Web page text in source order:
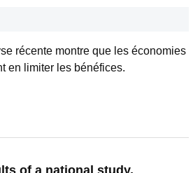
récente montre que les économies
en limiter les bénéfices.